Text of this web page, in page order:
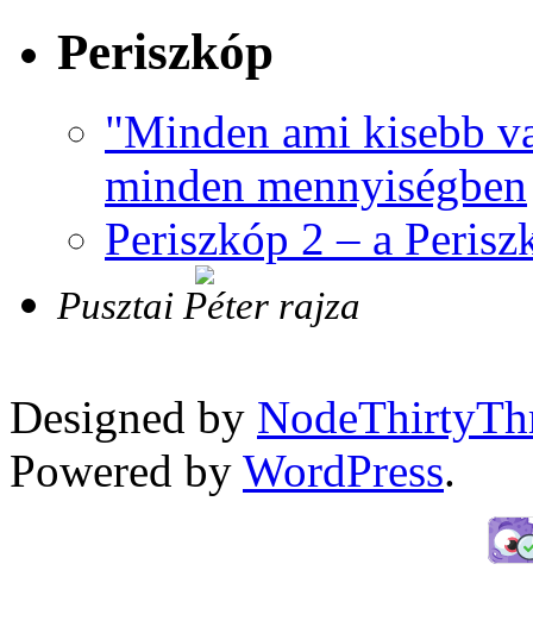
Periszkóp
"Minden ami kisebb
minden mennyiségben
Periszkóp 2 – a
Pusztai Péter rajza
Designed by
Powered by WordPress.